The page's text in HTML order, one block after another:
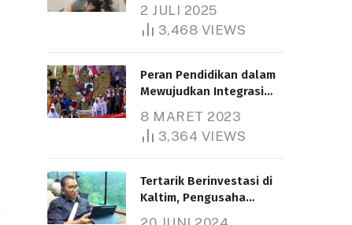
Bantuan Pendidikan
Gratispol
2 JULI 2025
3,468 VIEWS
Peran Pendidikan dalam
Mewujudkan Integrasi
8 MARET 2023
3,364 VIEWS
Tertarik Berinvestasi di
Kaltim, Pengusaha